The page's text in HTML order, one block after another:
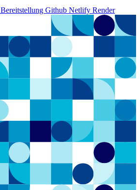
Bereitstellung Github Netlify Render